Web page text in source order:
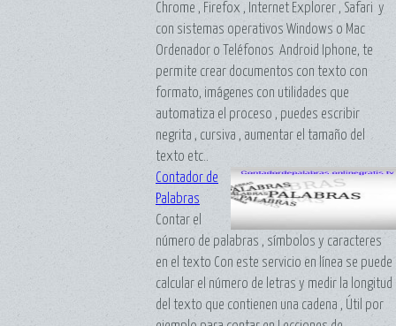
Chrome , Firefox , Internet Explorer , Safari y
con sistemas operativos Windows o Mac
Ordenador o Teléfonos Android Iphone, te
permite crear documentos con texto con
formato, imágenes con utilidades que
automatiza el proceso , puedes escribir
negrita , cursiva , aumentar el tamaño del
texto etc..
Contador de
Palabras
Contar el
número de palabras , símbolos y caracteres
en el texto Con este servicio en línea se puede
calcular el número de letras y medir la longitud
del texto que contienen una cadena , Útil por